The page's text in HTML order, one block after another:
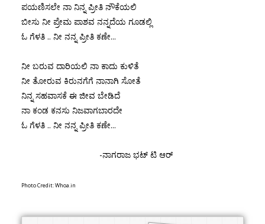
ಪಯಣಿಸಲೇ ನಾ ನಿನ್ನ ಪ್ರೀತಿ ನೌಕೆಯಲಿ
ಬೀಸು ನೀ ಪ್ರೇಮ ಪಾಶವ ನನ್ನದೆಯ ಗೂಡಲ್ಲಿ
ಓ ಗೆಳತಿ .. ನೀ ನನ್ನ ಪ್ರೀತಿ ಕಣೇ...
ನೀ ಬರುವ ದಾರಿಯಲಿ ನಾ ಕಾದು ಕುಳಿತೆ
ನೀ ತೋರುವ ಕಿರುನಗೆಗೆ ನಾನಾಗಿ ಸೋತೆ
ನಿನ್ನ ಸಹವಾಸಕೆ ಈ ಜೀವ ಬೇಡಿದೆ
ನಾ ಕಂಡ ಕನಸು ನಿಜವಾಗಬಾರದೇ
ಓ ಗೆಳತಿ .. ನೀ ನನ್ನ ಪ್ರೀತಿ ಕಣೇ...
-ನಾಗರಾಜ ಭಟ್ ಟಿ ಆರ್
Photo Credit: Whoa.in